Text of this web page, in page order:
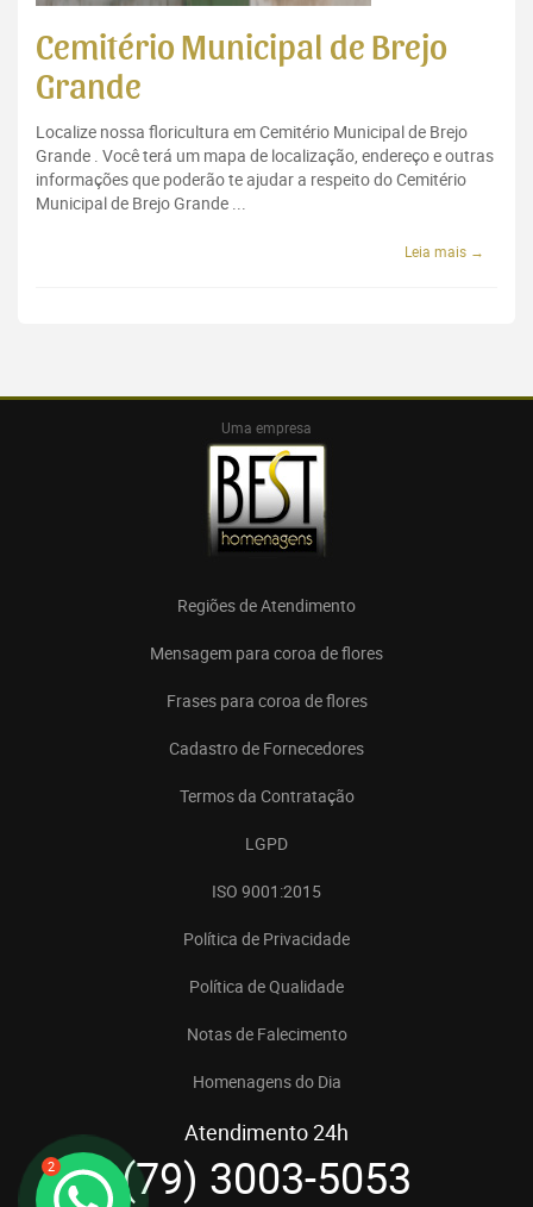
2
Cemitério Municipal de Brejo
Grande
Localize nossa floricultura em Cemitério Municipal de Brejo
Grande . Você terá um mapa de localização, endereço e outras
informações que poderão te ajudar a respeito do Cemitério
Municipal de Brejo Grande ...
Leia mais →
Uma empresa
Regiões de Atendimento
Mensagem para coroa de flores
Frases para coroa de flores
Cadastro de Fornecedores
Termos da Contratação
LGPD
ISO 9001:2015
Política de Privacidade
Política de Qualidade
Notas de Falecimento
Homenagens do Dia
Atendimento 24h
(79) 3003-5053